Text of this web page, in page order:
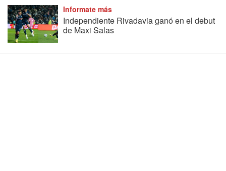
Informate más
Independiente Rivadavia ganó en el debut
de Maxi Salas